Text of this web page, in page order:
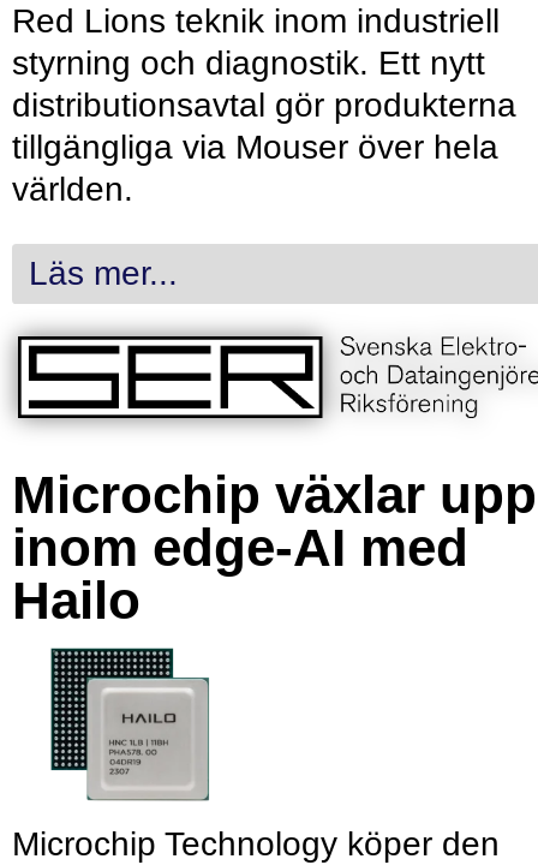
Red Lions teknik inom industriell
styrning och diagnostik. Ett nytt
distributionsavtal gör produkterna
tillgängliga via Mouser över hela
världen.
Läs mer...
Microchip växlar upp
inom edge-AI med
Hailo
Microchip Technology köper den